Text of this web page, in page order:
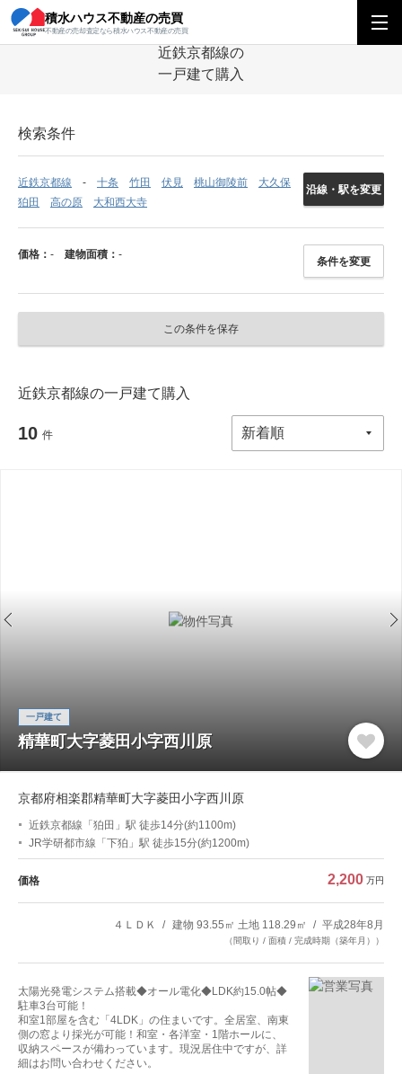
積水ハウス不動産の売買
不動産の売却査定なら積水ハウス不動産の売買
積水ハウス不動産の売買 関西エリア 近鉄京都線の
近鉄京都線の
一戸建て購入
検索条件
近鉄京都線 十条 竹田 伏見 桃山御陵前
大久保
狛田
高の原 大和西大寺
沿線・駅を変更
価格： - 建物面積： -
条件を変更
この条件を保存
近鉄京都線の一戸建て購入
10 件
一戸建て
精華町大字菱田小字西川原
京都府相楽郡精華町大字菱田小字西川原
近鉄京都線「狛田」駅 徒歩14分(約1100m)
JR学研都市線「下狛」駅 徒歩15分(約1200m)
価格 2,200 万円
４ＬＤＫ 建物 93.55㎡ 土地 118.29㎡ 平成28年8月
（間取り / 面積 / 完成時期（築年月））
太陽光発電システム搭載◆オール電化◆LDK約15.0帖◆
駐車3台可能！
和室1部屋を含む「4LDK」の住まいです。全居室、南東
側の窓より採光が可能！和室・各洋室・1階ホールに、
収納スペースが備わっています。現況居住中ですが、詳
細はお問い合わせください。